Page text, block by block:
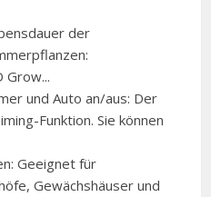
der
Grow...
und Auto an/aus: Der
Funktion. Sie können
Geeignet für
Gewächshäuser und